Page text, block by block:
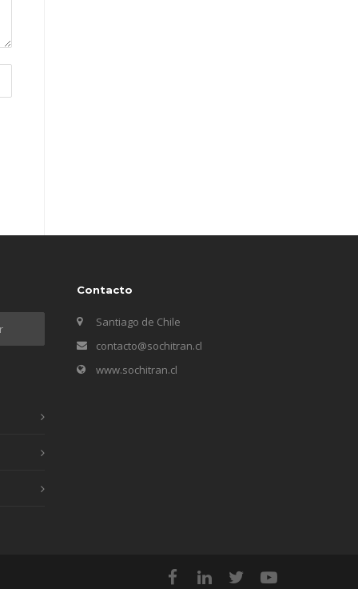
Contacto
Santiago de Chile
contacto@sochitran.cl
www.sochitran.cl